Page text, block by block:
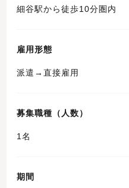
細谷駅から徒歩10分圏内
雇用形態
派遣→直接雇用
募集職種（人数）
1名
期間